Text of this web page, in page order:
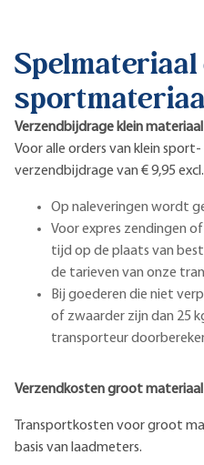
Verzendbijdrage klein materiaal
Voor alle orders van klein
verzendbijdrage van € 9,95 excl.
Op naleveringen wordt
Voor expres zendingen
tijd op de plaats van
de tarieven van onze
Bij goederen die niet
of zwaarder zijn dan 25
transporteur
Verzendkosten groot materiaal
Transportkosten voor groot
basis van laadmeters.